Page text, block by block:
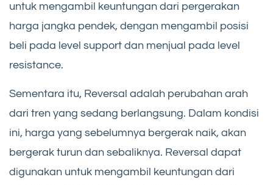
untuk mengambil keuntungan dari pergerakan
harga jangka pendek, dengan mengambil posisi
beli pada level support dan menjual pada level
resistance.
Sementara itu, Reversal adalah perubahan arah
dari tren yang sedang berlangsung. Dalam kondisi
ini, harga yang sebelumnya bergerak naik, akan
bergerak turun dan sebaliknya. Reversal dapat
digunakan untuk mengambil keuntungan dari